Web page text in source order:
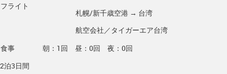
フライト
札幌/新千歳空港 → 台湾
航空会社／タイガーエア台湾
食事
朝：1回 昼：0回 夜：0回
2泊3日間